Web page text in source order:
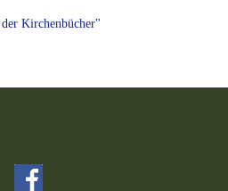
Kirchenbücher"